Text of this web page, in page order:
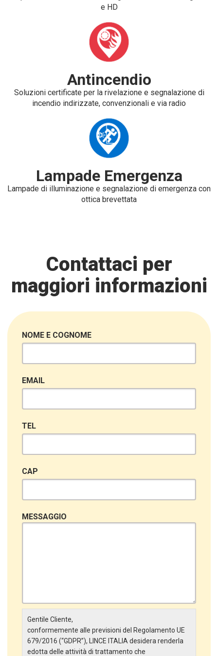
e HD
Antincendio
Soluzioni certificate per la rivelazione e segnalazione di
incendio indirizzate, convenzionali e via radio
Lampade Emergenza
Lampade di illuminazione e segnalazione di emergenza con
ottica brevettata
Contattaci per
maggiori informazioni
NOME E COGNOME
EMAIL
TEL
CAP
MESSAGGIO
Gentile Cliente,
conformemente alle previsioni del Regolamento UE
679/2016 (“GDPR”), LINCE ITALIA desidera renderla
edotta delle attività di trattamento che